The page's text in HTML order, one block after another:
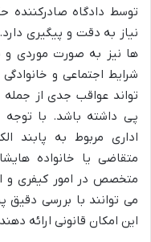
توسط دادگاه صادرکننده
نیاز به دقت و پیگیری
ها نیز به صورت موردی و
شرایط اجتماعی و
تواند عواقب جدی از
پی داشته باشد. با توجه
اداری مربوط به پابند
متقاضی یا خانواده
متخصص در امور کیفری و
می توانند با بررسی دقیق
این امکان قانونی ارائه